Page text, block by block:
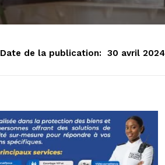
Date de la publication: 30 avril 2024